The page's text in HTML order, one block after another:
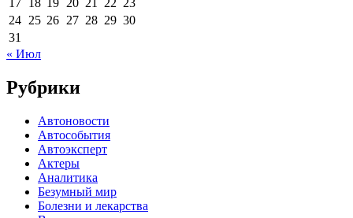
17 18 19 20 21 22 23
24 25 26 27 28 29 30
31
« Июл
Рубрики
Автоновости
Автособытия
Автоэксперт
Актеры
Аналитика
Безумный мир
Болезни и лекарства